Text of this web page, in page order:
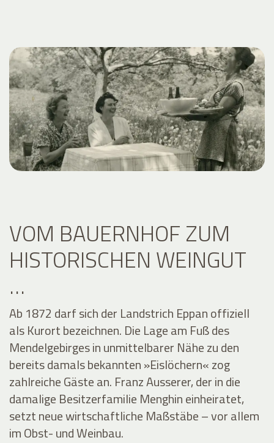
VOM BAUERNHOF ZUM
HISTORISCHEN WEINGUT
…
Ab 1872 darf sich der Landstrich Eppan offiziell
als Kurort bezeichnen. Die Lage am Fuß des
Mendelgebirges in unmittelbarer Nähe zu den
bereits damals bekannten »Eislöchern« zog
zahlreiche Gäste an. Franz Ausserer, der in die
damalige Besitzerfamilie Menghin einheiratet,
setzt neue wirtschaftliche Maßstäbe – vor allem
im Obst- und Weinbau.